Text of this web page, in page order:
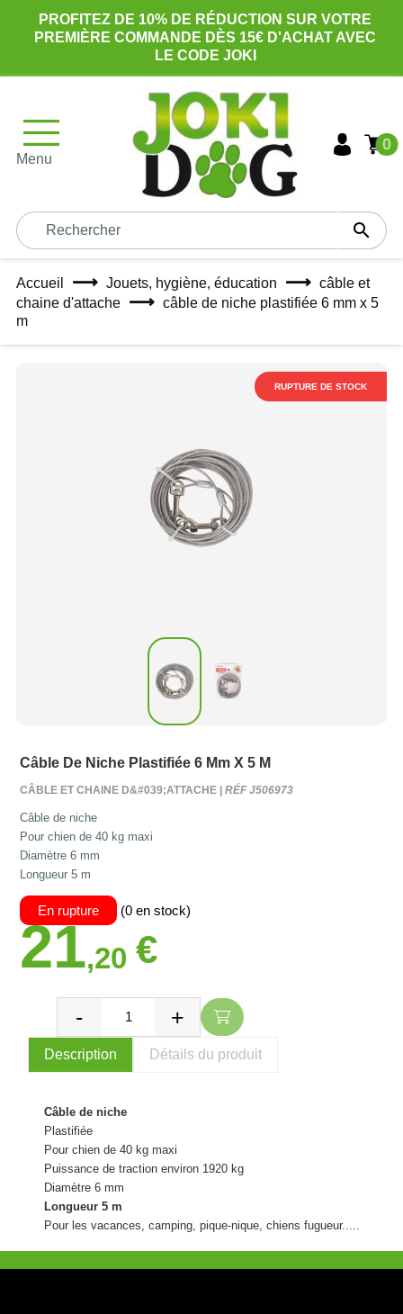
PROFITEZ DE 10% DE RÉDUCTION SUR VOTRE
PREMIÈRE COMMANDE DÈS 15€ D'ACHAT AVEC
LE CODE JOKI
Menu

0
Accueil Jouets, hygiène, éducation
câble et
chaine d'attache
câble de niche plastifiée 6 mm x 5
m
RUPTURE DE STOCK
Câble De Niche Plastifiée 6 Mm X 5 M
CÂBLE ET CHAINE D&#039;ATTACHE | RÉF J506973
Câble de niche
Pour chien de 40 kg maxi
Diamètre 6 mm
Longueur 5 m
En rupture (0 en stock)
21,20 €
Description Détails du produit
Câble de niche
Plastifiée
Pour chien de 40 kg maxi
Puissance de traction environ 1920 kg
Diamètre 6 mm
Longueur 5 m
Pour les vacances, camping, pique-nique, chiens fugueur.....